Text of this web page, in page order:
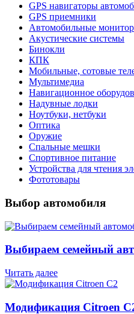
GPS навигаторы
GPS приемники
Автомобильные
Акустические системы
Бинокли
КПК
Мобильные, сотовые
Мультимедиа
Навигационное
Надувные лодки
Ноутбуки, нетбуки
Оптика
Оружие
Спальные мешки
Спортивное питание
Устройства для чтения
Фототовары
Выбор автомобиля
Выбираем семейный
Читать далее
Модификация Citroen